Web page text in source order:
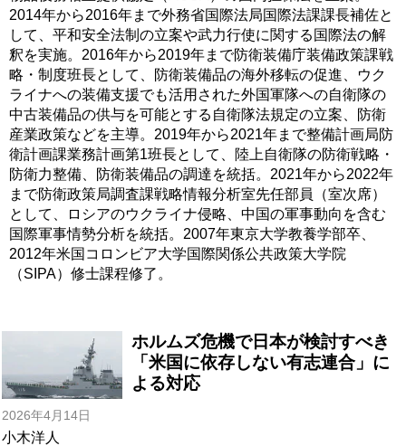
2014年から2016年まで外務省国際法局国際法課課長補佐と
して、平和安全法制の立案や武力行使に関する国際法の解
釈を実施。2016年から2019年まで防衛装備庁装備政策課戦
略・制度班長として、防衛装備品の海外移転の促進、ウク
ライナへの装備支援でも活用された外国軍隊への自衛隊の
中古装備品の供与を可能とする自衛隊法規定の立案、防衛
産業政策などを主導。2019年から2021年まで整備計画局防
衛計画課業務計画第1班長として、陸上自衛隊の防衛戦略・
防衛力整備、防衛装備品の調達を統括。2021年から2022年
まで防衛政策局調査課戦略情報分析室先任部員（室次席）
として、ロシアのウクライナ侵略、中国の軍事動向を含む
国際軍事情勢分析を統括。2007年東京大学教養学部卒、
2012年米国コロンビア大学国際関係公共政策大学院
（SIPA）修士課程修了。
ホルムズ危機で日本が検討すべき
「米国に依存しない有志連合」に
よる対応
2026年4月14日
小木洋人